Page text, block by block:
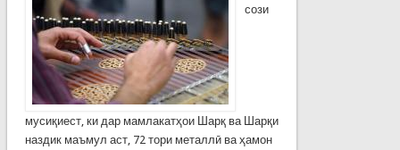
сози
мусиқиест, ки дар мамлакатҳои Шарқ ва Шарқи
наздик маъмул аст, 72 тори металлӣ ва ҳамон